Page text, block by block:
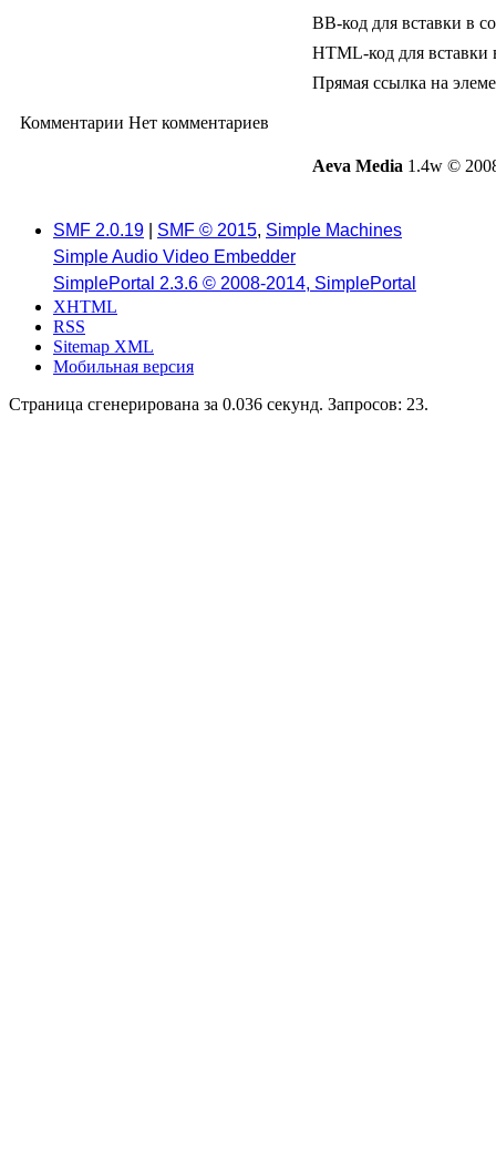
BB-код для вставки в
HTML-код для вставки
Прямая ссылка на
Комментарии Нет комментариев
Aeva Media 1.4w ©
SMF 2.0.19 SMF © 2015, Simple Machines
Simple Audio Video Embedder
SimplePortal 2.3.6 © 2008-2014, SimplePortal
XHTML
RSS
Sitemap XML
Мобильная версия
Страница сгенерирована за 0.036 секунд. Запросов: 23.